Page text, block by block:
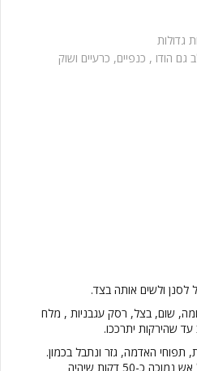
גדולות
גם הודו , כנפיים, כרעיים ושוק
לסנן ולשים אותה בצד.
שום, בצל, רסק עגבניות , מלח
עד שהירקות יתרככו.
תפוחי האדמה, גזר ונתבל בכמון.
נוסיף 3 כוסות מים ונבשל על אש נמוכה כ-50 דקות שיהיה